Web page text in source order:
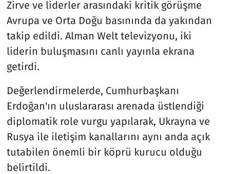
Zirve ve liderler arasındaki kritik görüşme
Avrupa ve Orta Doğu basınında da yakından
takip edildi. Alman Welt televizyonu, iki
liderin buluşmasını canlı yayınla ekrana
getirdi.
Değerlendirmelerde, Cumhurbaşkanı
Erdoğan'ın uluslararası arenada üstlendiği
diplomatik role vurgu yapılarak, Ukrayna ve
Rusya ile iletişim kanallarını aynı anda açık
tutabilen önemli bir köprü kurucu olduğu
belirtildi.